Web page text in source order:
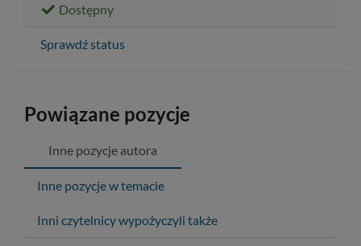
Dostępny
Sprawdź status
Powiązane pozycje
Inne pozycje autora
Inne pozycje w temacie
Inni czytelnicy wypożyczyli także